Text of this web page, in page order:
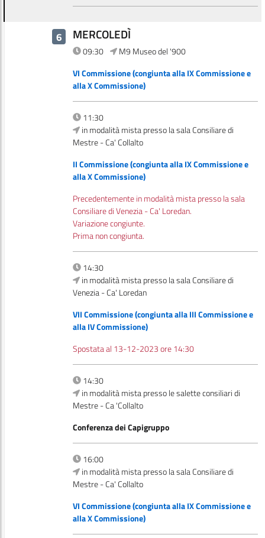
6 MERCOLEDÌ
09:30
M9 Museo del '900
VI Commissione (congiunta alla IX Commissione e
alla X Commissione)
11:30
in modalità mista presso la sala Consiliare di
Mestre - Ca' Collalto
II Commissione (congiunta alla IX Commissione e
alla X Commissione)
Precedentemente in modalità mista presso la sala
Consiliare di Venezia - Ca' Loredan.
Variazione congiunte.
Prima non congiunta.
14:30
in modalità mista presso la sala Consiliare di
Venezia - Ca' Loredan
VII Commissione (congiunta alla III Commissione e
alla IV Commissione)
Spostata al 13-12-2023 ore 14:30
14:30
in modalità mista presso le salette consiliari di
Mestre - Ca 'Collalto
Conferenza dei Capigruppo
16:00
in modalità mista presso la sala Consiliare di
Mestre - Ca' Collalto
VI Commissione (congiunta alla IX Commissione e
alla X Commissione)